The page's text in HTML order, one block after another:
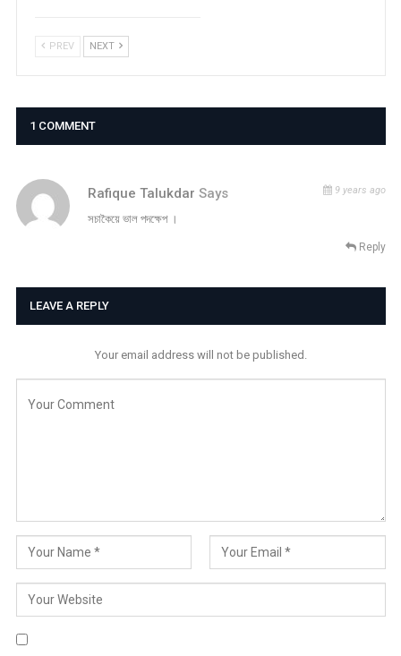
PREV NEXT
1 COMMENT
Rafique Talukdar Says 9 years ago
সচাকৈয়ে ভাল পদক্ষেপ ।
Reply
LEAVE A REPLY
Your email address will not be published.